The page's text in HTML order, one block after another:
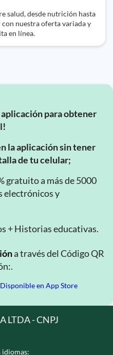
salud, desde nutrición hasta
nuestra oferta variada y
en línea.
aplicación para obtener
la aplicación sin tener
de tu celular;
gratuito a más de 5000
electrónicos y
+ Historias educativas.
a través del Código QR
LTDA - CNPJ
idiomas: